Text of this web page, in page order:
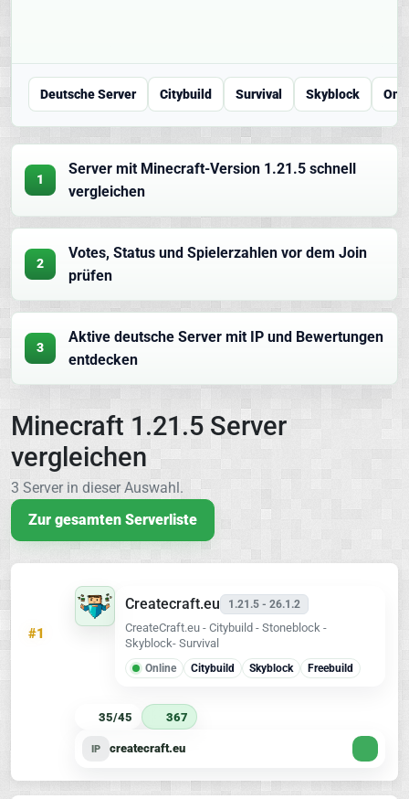
Deutsche Server Citybuild Survival Skyblock
1
Server mit Minecraft-Version 1.21.5 schnell
vergleichen
2
Votes, Status und Spielerzahlen vor dem Join
prüfen
3
Aktive deutsche Server mit IP und Bewertungen
entdecken
Minecraft 1.21.5 Server
vergleichen
3 Server in dieser Auswahl.
Zur gesamten Serverliste
#1
Createcraft.eu 1.21.5 - 26.1.2
CreateCraft.eu - Citybuild - Stoneblock -
Skyblock- Survival
Online Citybuild Skyblock Freebuild
35/45 367
IP createcraft.eu